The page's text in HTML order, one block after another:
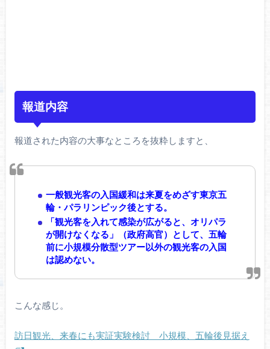
報道内容
報道された内容の大事なところを抜粋しますと、
一般観光客の入国緩和は来夏をめざす東京五
輪・パラリンピック後とする。
「観光客を入れて感染が広がると、オリパラ
が開けなくなる」（政府高官）として、五輪
前に小規模分散型ツアー以外の観光客の入国
は認めない。
こんな感じ。
訪日観光、来春にも実証実験検討 小規模、五輪後見据え